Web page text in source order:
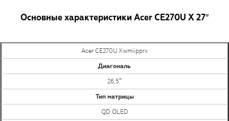
Основные характеристики Acer CE270U X 27″
Acer CE270U Xwmiipprx
Диагональ
26,5″
Тип матрицы
QD OLED